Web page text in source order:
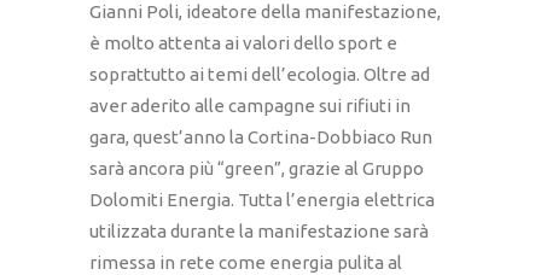
Gianni Poli, ideatore della manifestazione,
è molto attenta ai valori dello sport e
soprattutto ai temi dell’ecologia. Oltre ad
aver aderito alle campagne sui rifiuti in
gara, quest’anno la Cortina-Dobbiaco Run
sarà ancora più “green”, grazie al Gruppo
Dolomiti Energia. Tutta l’energia elettrica
utilizzata durante la manifestazione sarà
rimessa in rete come energia pulita al